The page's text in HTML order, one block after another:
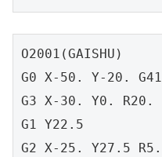
O2001(GAISHU)
G0 X-50. Y-20. G41
G3 X-30. Y0. R20.
G1 Y22.5
G2 X-25. Y27.5 R5.